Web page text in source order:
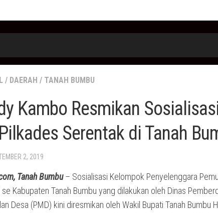
/ DAERAH / TANAH BUMBU
Kambo Resmikan
Serentak di Tanah
2, 2019
Tanah Bumbu– Sosialisasi Kelompok Penyelenggara
se Kabupaten Tanah Bumbu yang dilakukan oleh Dinas
Desa (PMD) kini diresmikan oleh Wakil Bupati Tanah Bumbu